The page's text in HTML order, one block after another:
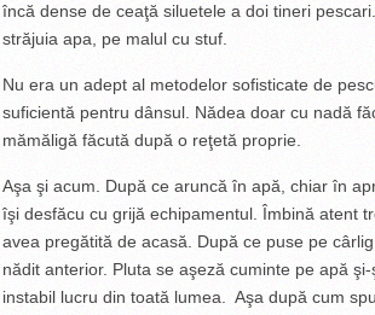
încă dense de ceaţă siluetele a doi tineri
străjuia apa, pe malul cu stuf.
Nu era un adept al metodelor sofisticate de
suficientă pentru dânsul. Nădea doar cu nadă
mămăligă făcută după o reţetă proprie.
Aşa şi acum. După ce aruncă în apă, chiar în
îşi desfăcu cu grijă echipamentul. Îmbină atent
avea pregătită de acasă. După ce puse pe
nădit anterior. Pluta se aşeză cuminte pe apă
instabil lucru din toată lumea. Aşa după cum